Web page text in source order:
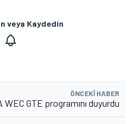
veya Kaydedin
ÖNCEKI HABER
WEC GTE programını duyurdu